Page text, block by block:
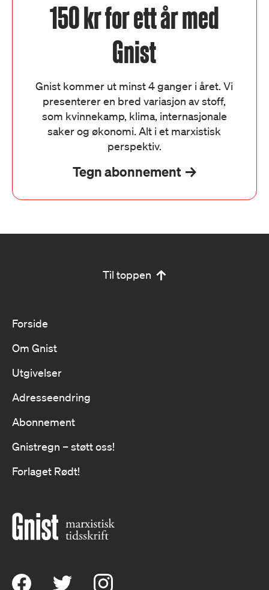
150 kr for ett år med
Gnist
Gnist kommer ut minst 4 ganger i året. Vi
presenterer en bred variasjon av stoff,
som kvinnekamp, klima, internasjonale
saker og økonomi. Alt i et marxistisk
perspektiv.
Tegn abonnement
Til toppen
Forside
Om Gnist
Utgivelser
Adresseendring
Abonnement
Gnistregn – støtt oss!
Forlaget Rødt!